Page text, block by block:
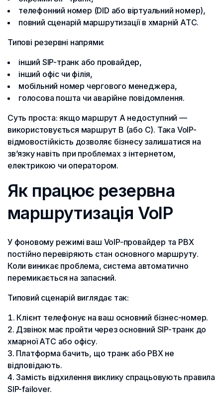
телефонний номер (DID або віртуальний номер),
повний сценарій маршрутизації в хмарній АТС.
Типові резервні напрями:
інший SIP-транк або провайдер,
інший офіс чи філія,
мобільний номер чергового менеджера,
голосова пошта чи аварійне повідомлення.
Суть проста: якщо маршрут А недоступний —
використовується маршрут B (або C). Така VoIP-
відмовостійкість дозволяє бізнесу залишатися на
зв’язку навіть при проблемах з інтернетом,
електрикою чи оператором.
Як працює резервна
маршрутизація VoIP
У фоновому режимі ваш VoIP-провайдер та PBX
постійно перевіряють стан основного маршруту.
Коли виникає проблема, система автоматично
перемикається на запасний.
Типовий сценарій виглядає так:
Клієнт телефонує на ваш основний бізнес-номер.
Дзвінок має пройти через основний SIP-транк до
хмарної АТС або офісу.
Платформа бачить, що транк або PBX не
відповідають.
Замість відхилення виклику спрацьовують правила
SIP-failover.